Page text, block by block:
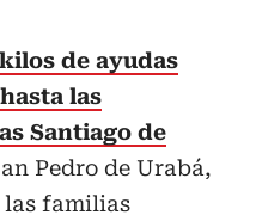
kilos de ayudas
las
Santiago de
Pedro de Urabá,
las familias